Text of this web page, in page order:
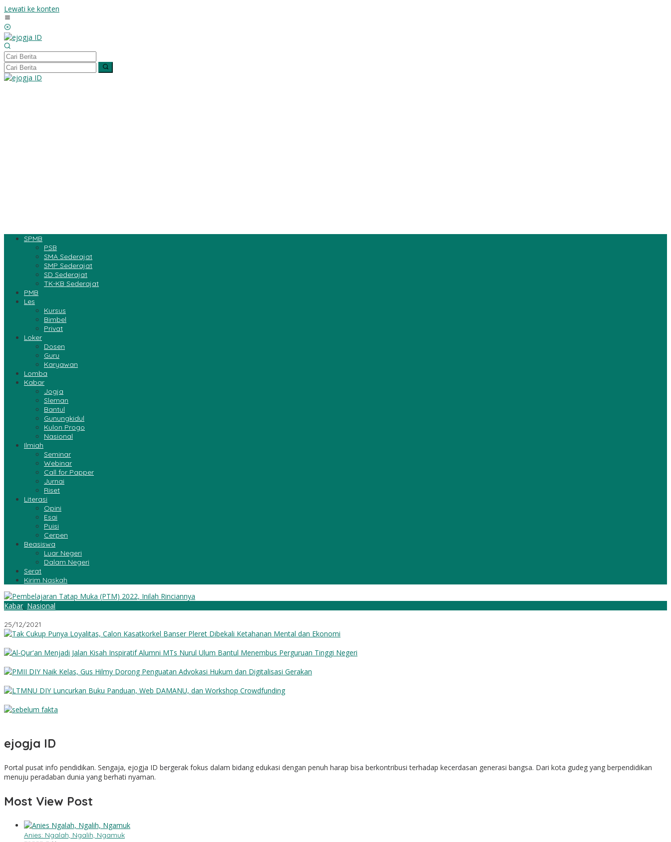
Lewati ke konten
SPMB
PSB
SMA Sederajat
SMP Sederajat
SD Sederajat
TK-KB Sederajat
PMB
Les
Kursus
Bimbel
Privat
Loker
Dosen
Guru
Karyawan
Lomba
Kabar
Jogja
Sleman
Bantul
Gunungkidul
Kulon Progo
Nasional
Ilmiah
Seminar
Webinar
Call for Papper
Jurnai
Riset
Literasi
Opini
Esai
Puisi
Cerpen
Beasiswa
Luar Negeri
Dalam Negeri
Serat
Kirim Naskah
Kabar, Nasional
25/12/2021
ejogja ID
Portal pusat info pendidikan. Sengaja, ejogja ID bergerak fokus dalam bidang edukasi dengan penuh harap bisa berkontribusi terhadap kecerdasan generasi bangsa. Dari kota gudeg yang berpendidikan
menuju peradaban dunia yang berhati nyaman.
Most View Post
Anies: Ngalah, Ngalih, Ngamuk